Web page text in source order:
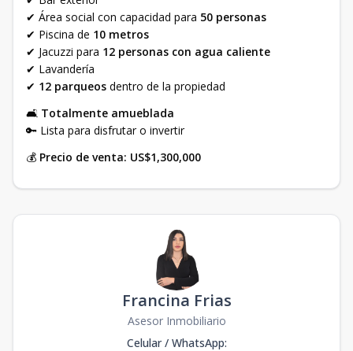
✔ Área social con capacidad para 50 personas
✔ Piscina de 10 metros
✔ Jacuzzi para 12 personas con agua caliente
✔ Lavandería
✔ 12 parqueos dentro de la propiedad
🛋 Totalmente amueblada
🔑 Lista para disfrutar o invertir
💰 Precio de venta: US$1,300,000
Francina Frias
Asesor Inmobiliario
Celular / WhatsApp: